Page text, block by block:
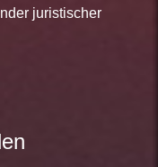
juristischer